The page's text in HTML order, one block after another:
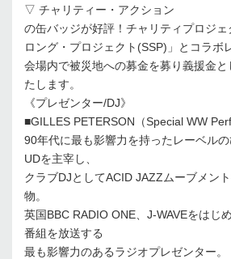
▽ チャリティー・アクション
の缶バッジが好評！チャリティプロジェ
ロング・プロジェクト(SSP)」とコラボ
会場内で被災地への募金を募り義援金
たします。
《プレゼンター/DJ》
■GILLES PETERSON（Special WW
90年代に最も影響力を持ったレーベルの
UDを主宰し、
クラブDJとしてACID JAZZムーブメン
物。
英国BBC RADIO ONE、J-WAVEをはじ
番組を放送する
最も影響力のあるラジオプレゼンター。